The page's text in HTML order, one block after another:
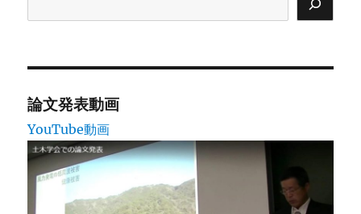
論文発表動画
YouTube動画